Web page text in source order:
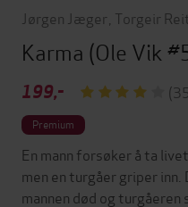
Jørgen Jæger Torgeir
Karma (Ole Vik
199,-
Premium
En mann forsøker å ta
men en turgåer griper
mannen død og